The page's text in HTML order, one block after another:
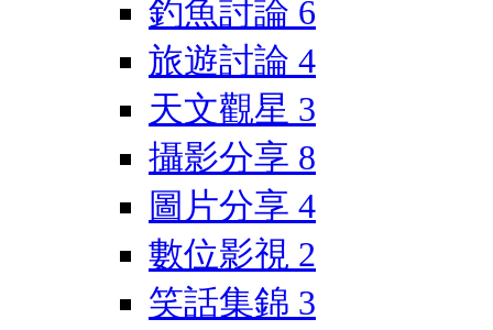
釣魚討論 6
旅遊討論 4
天文觀星 3
攝影分享 8
圖片分享 4
數位影視 2
笑話集錦 3